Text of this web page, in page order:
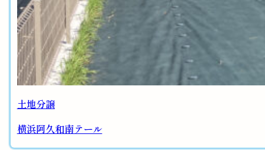
土地分譲
横浜阿久和南テール